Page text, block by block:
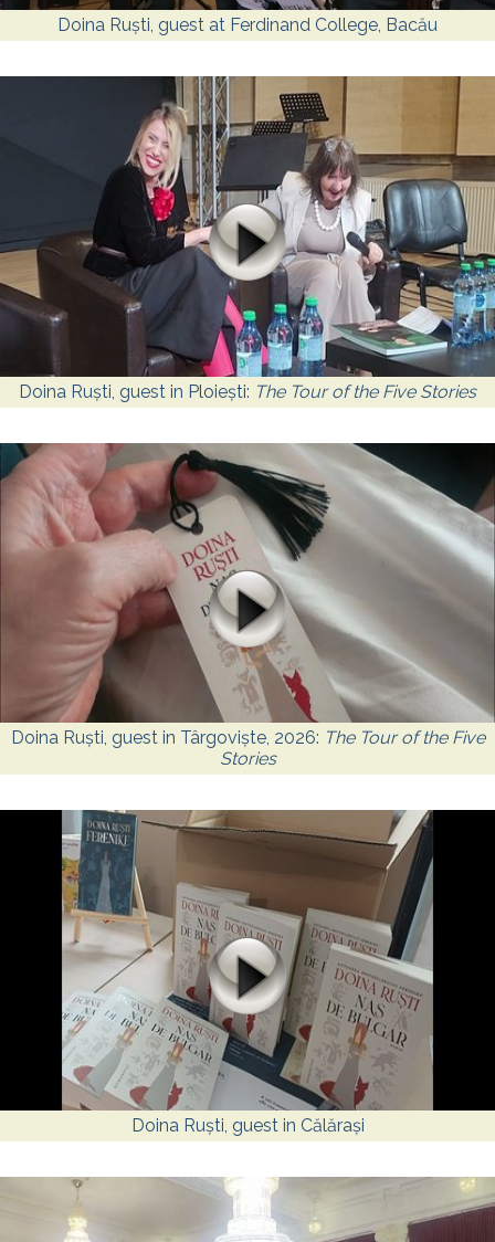
Doina Ruști, guest at Ferdinand College, Bacău
Doina Ruști, guest in Ploiești: The Tour of the Five Stories
Doina Ruști, guest in Târgoviște, 2026: The Tour of the Five
Stories
Doina Ruști, guest in Călărași